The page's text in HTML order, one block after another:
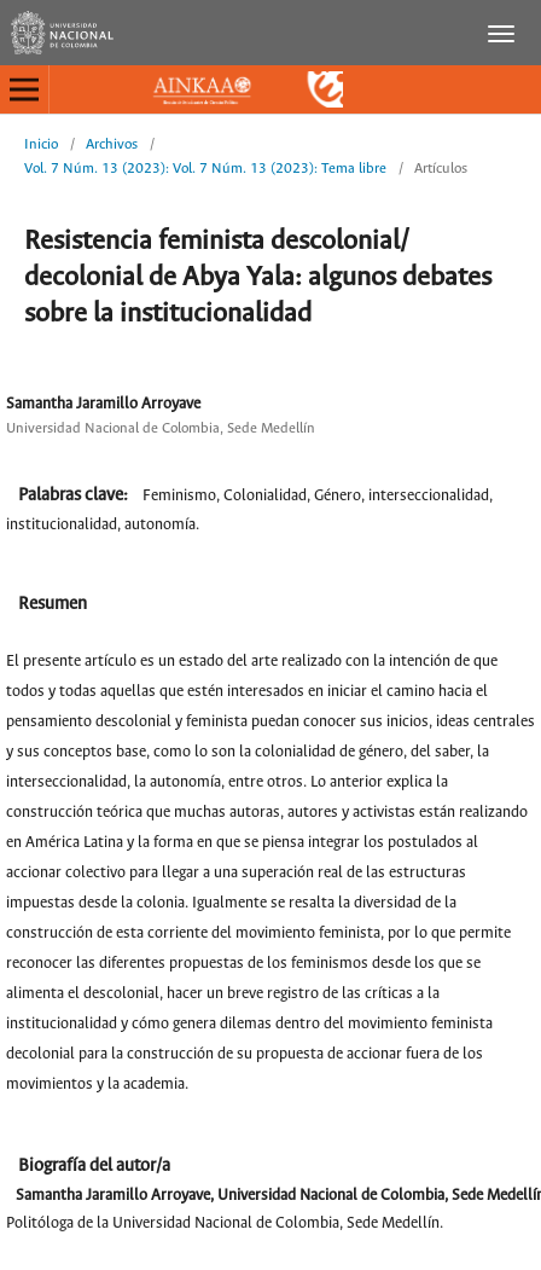
Inicio / Archivos
/
Vol. 7 Núm. 13 (2023): Vol. 7 Núm. 13 (2023): Tema libre
/ Artículos
Resistencia feminista descolonial/
decolonial de Abya Yala: algunos debates
sobre la institucionalidad
Samantha Jaramillo Arroyave
Universidad Nacional de Colombia, Sede Medellín
Palabras clave:
Feminismo, Colonialidad, Género, interseccionalidad,
institucionalidad, autonomía.
Resumen
El presente artículo es un estado del arte realizado con la intención de que
todos y todas aquellas que estén interesados en iniciar el camino hacia el
pensamiento descolonial y feminista puedan conocer sus inicios, ideas centrales
y sus conceptos base, como lo son la colonialidad de género, del saber, la
interseccionalidad, la autonomía, entre otros. Lo anterior explica la
construcción teórica que muchas autoras, autores y activistas están realizando
en América Latina y la forma en que se piensa integrar los postulados al
accionar colectivo para llegar a una superación real de las estructuras
impuestas desde la colonia. Igualmente se resalta la diversidad de la
construcción de esta corriente del movimiento feminista, por lo que permite
reconocer las diferentes propuestas de los feminismos desde los que se
alimenta el descolonial, hacer un breve registro de las críticas a la
institucionalidad y cómo genera dilemas dentro del movimiento feminista
decolonial para la construcción de su propuesta de accionar fuera de los
movimientos y la academia.
Biografía del autor/a
Samantha Jaramillo Arroyave, Universidad Nacional de Colombia, Sede
Politóloga de la Universidad Nacional de Colombia, Sede Medellín.